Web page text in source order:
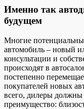
Именно так
будущем
Многие
автомобиль – новый
консультации и
происходят в
постепенно
покупателей новых
всего, дилеры должны
преимущество: